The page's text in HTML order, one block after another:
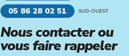
05 86 28 02 51 SUD-OUEST
Nous contacter ou
vous faire rappeler